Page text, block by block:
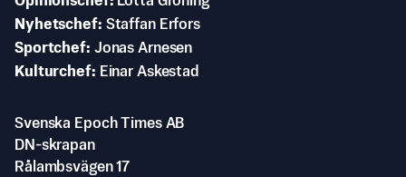
Nyhetschef Staffan Erfors
Sportchef Jonas Arnesen
Kulturchef
Einar Askestad
Svenska Epoch Times AB
DN-skrapan
Rålambsvägen 17